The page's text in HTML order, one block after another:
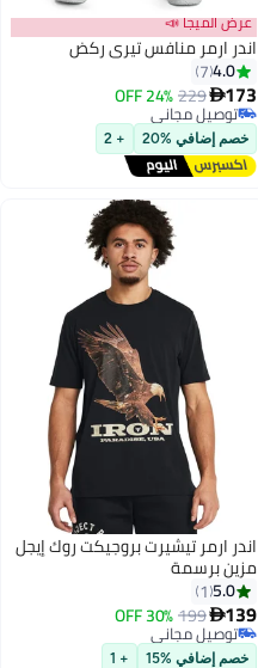
عرض الميجا 📣
اندر ارمر منافس تيري ركض
4.0
7
173
229
24% OFF
توصيل مجاني
توصيل مجاني
خصم إضافي %20 + 2
اندر ارمر تيشيرت بروجيكت روك إيجل
مزين برسمة
5.0
1
139
199
30% OFF
توصيل مجاني
توصيل مجاني
خصم إضافي %15 + 1